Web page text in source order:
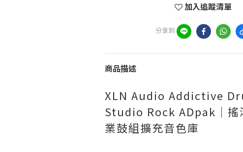
加入追蹤清單
分享到
商品描述
XLN Audio Addictive
Studio Rock ADpak｜搖
業鼓組擴充音色庫